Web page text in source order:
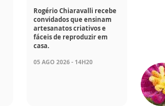
Rogério Chiaravalli recebe
convidados que ensinam
artesanatos criativos e
fáceis de reproduzir em
casa.
05 AGO 2026 - 14H20